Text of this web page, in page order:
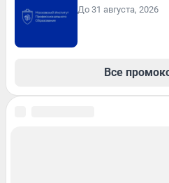
До 31 августа, 2026
Все